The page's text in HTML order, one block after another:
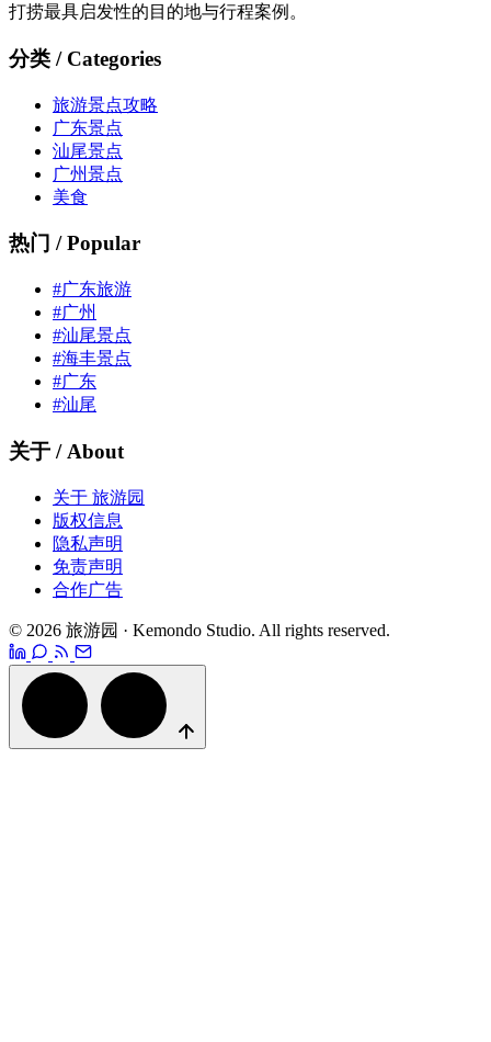
打捞最具启发性的目的地与行程案例。
分类 / Categories
旅游景点攻略
广东景点
汕尾景点
广州景点
美食
热门 / Popular
#广东旅游
#广州
#汕尾景点
#海丰景点
#广东
#汕尾
关于 / About
关于 旅游园
版权信息
隐私声明
免责声明
合作广告
© 2026 旅游园 · Kemondo Studio. All rights reserved.